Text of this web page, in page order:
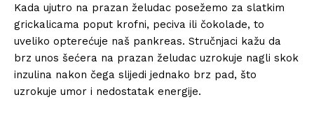
Kada ujutro na prazan želudac posežemo za slatkim
grickalicama poput krofni, peciva ili čokolade, to
uveliko opterećuje naš pankreas. Stručnjaci kažu da
brz unos šećera na prazan želudac uzrokuje nagli skok
inzulina nakon čega slijedi jednako brz pad, što
uzrokuje umor i nedostatak energije.